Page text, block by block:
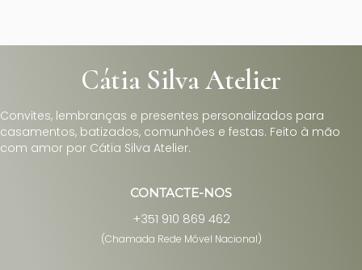
Cátia Silva Atelier
Convites, lembranças e presentes personalizados para
casamentos, batizados, comunhões e festas. Feito à mão
com amor por Cátia Silva Atelier.
CONTACTE-NOS
+351 910 869 462
(Chamada Rede Móvel Nacional)